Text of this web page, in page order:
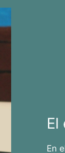
El
En